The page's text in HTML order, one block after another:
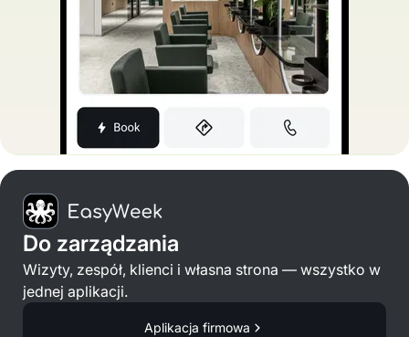
Do zarządzania
Wizyty, zespół, klienci i własna strona — wszystko w
jednej aplikacji.
Aplikacja firmowa